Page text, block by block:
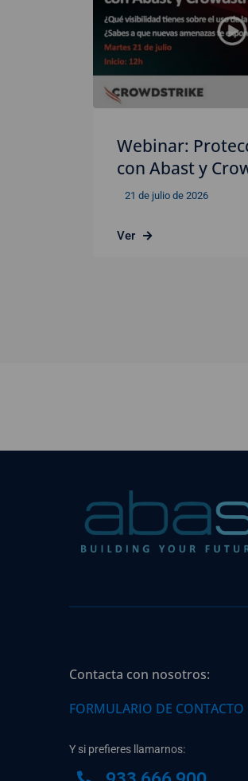
Webinar:
con Abast y
21 de julio de 2026
Ver
Contacta con nosotros:
FORMULARIO DE CONTACTO
Y si prefieres llamarnos: